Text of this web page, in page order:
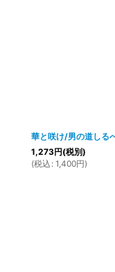
華と咲け/男の道しる
1,273円(税別)
(税込 : 1,400円)